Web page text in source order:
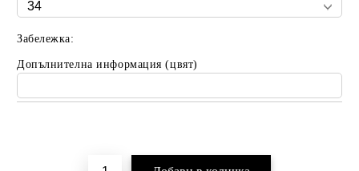
Забележка:
Допълнителна информация (цвят)